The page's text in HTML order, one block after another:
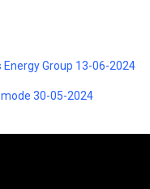
Group 13-06-2024
30-05-2024